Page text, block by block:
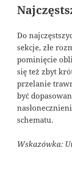
Do
sekcje, złe
pominięcie
się też zbyt
przelanie
być
schematu.
Wskazówka: